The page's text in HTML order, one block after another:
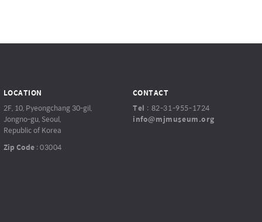
LOCATION
2F, 10, Pyeongchang 30-gil,
Jongno-gu, Seoul,
Republic of Korea
Zip Code:03004
CONTACT
Tel : 82-31-955-1724
info@mjmuseum.org